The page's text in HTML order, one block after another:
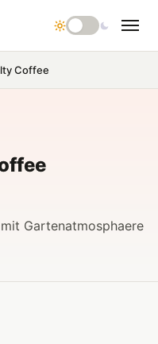
Coffee
Gartenatmosphaere